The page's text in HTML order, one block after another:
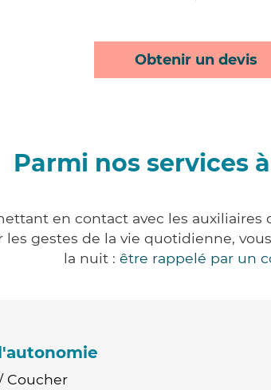
Obtenir un devis
Parmi nos services
en contact avec les
gestes de la vie quotidienne,
la nuit : être rappelé par un
Coucher